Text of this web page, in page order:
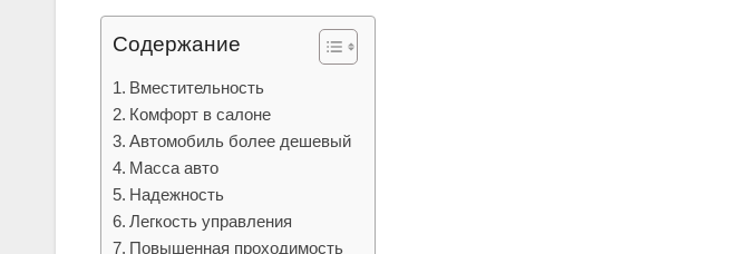
Содержание
Вместительность
Комфорт в салоне
Автомобиль более дешевый
Масса авто
Надежность
Легкость управления
Повышенная проходимость